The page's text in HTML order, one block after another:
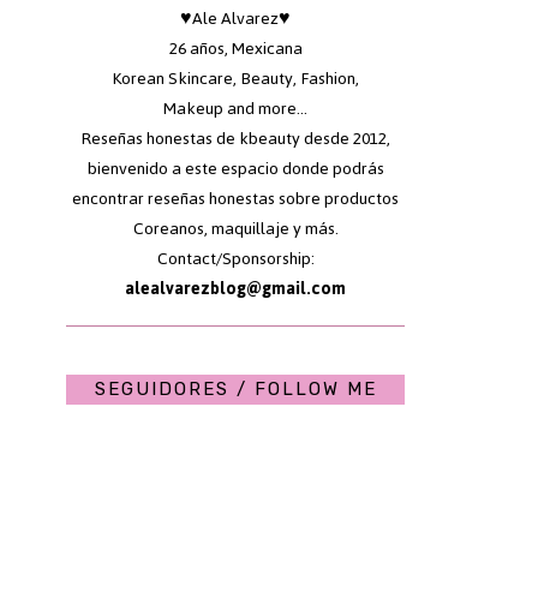
♥Ale Alvarez♥
26 años, Mexicana
Korean Skincare, Beauty, Fashion,
Makeup and more...
Reseñas honestas de kbeauty desde 2012,
bienvenido a este espacio donde podrás
encontrar reseñas honestas sobre productos
Coreanos, maquillaje y más.
Contact/Sponsorship:
alealvarezblog@gmail.com
SEGUIDORES / FOLLOW ME